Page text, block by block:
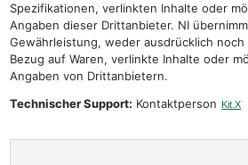
Spezifikationen, verlinkten Inhalte oder
Angaben dieser Drittanbieter. NI
Gewährleistung, weder ausdrücklich
Bezug auf Waren, verlinkte Inhalte oder
Angaben von Drittanbietern.
Technischer Support: Kontaktperson Kit.X